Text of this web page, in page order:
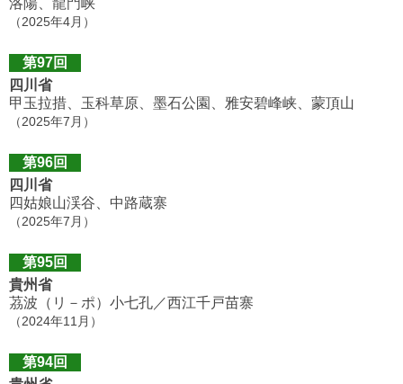
洛陽、龍門峡
（2025年4月）
第97回
四川省
甲玉拉措、玉科草原、墨石公園、雅安碧峰峡、蒙頂山
（2025年7月）
第96回
四川省
四姑娘山渓谷、中路蔵寨
（2025年7月）
第95回
貴州省
茘波（リ－ポ）小七孔／西江千戸苗寨
（2024年11月）
第94回